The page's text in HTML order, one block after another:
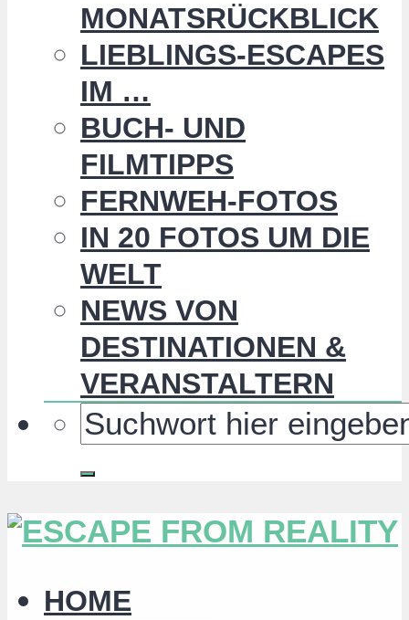
MONATSRÜCKBLICK
LIEBLINGS-ESCAPES
IM …
BUCH- UND
FILMTIPPS
FERNWEH-FOTOS
IN 20 FOTOS UM DIE
WELT
NEWS VON
DESTINATIONEN &
VERANSTALTERN
HOME